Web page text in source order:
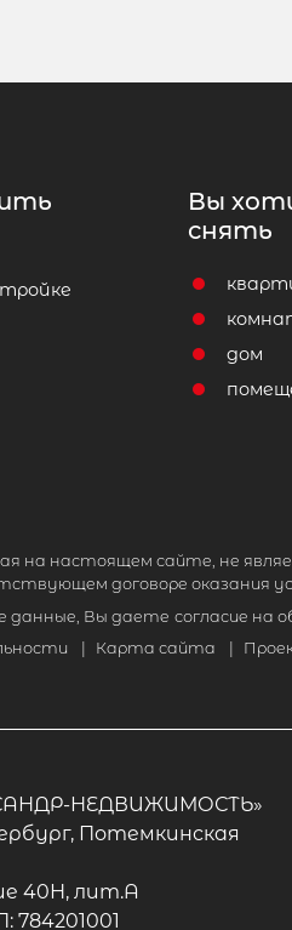
Вы
снять
дом
на настоящем сайте, не
договоре оказания
данные, Вы даете согласие на
Карта сайта
НЕДВИЖИМОСТЬ»
Потемкинская
40Н, лит.А
784201001